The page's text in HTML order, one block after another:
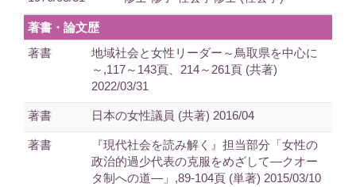
著書・論文歴
著書
地域社会と女性リーダー～鳥取県を中心に
～,117～143頁、214～261頁 (共著)
2022/03/31
著書 日本の女性議員 (共著) 2016/04
著書
『現代社会を読み解く』担当部分「女性の
政治的過少代表の克服をめざして―クオー
タ制への道―」,89-104頁 (単著) 2015/03/10